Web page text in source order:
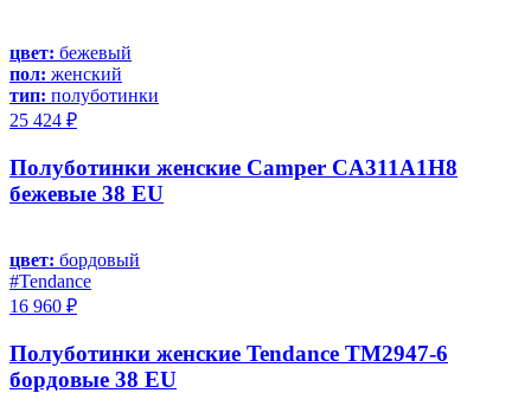
цвет: бежевый
пол: женский
тип: полуботинки
25 424 ₽
Полуботинки женские Camper CA311A1H8
бежевые 38 EU
цвет: бордовый
#Tendance
16 960 ₽
Полуботинки женские Tendance TM2947-6
бордовые 38 EU